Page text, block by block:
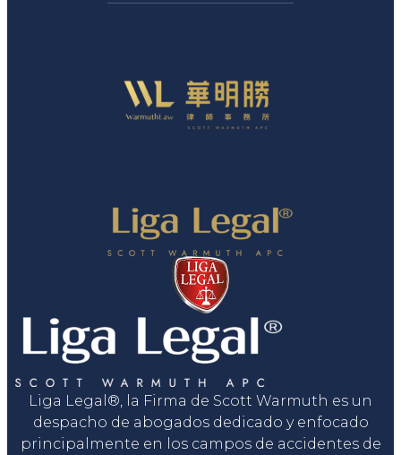
Liga Legal®, la Firma de Scott Warmuth es un
despacho de abogados dedicado y enfocado
principalmente en los campos de accidentes de